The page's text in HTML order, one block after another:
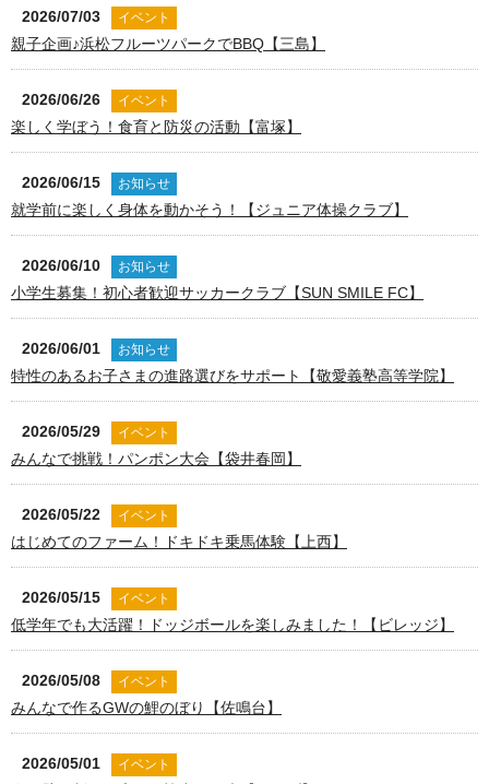
2026/07/03 イベント
親子企画♪浜松フルーツパークでBBQ【三島】
2026/06/26 イベント
楽しく学ぼう！食育と防災の活動【富塚】
2026/06/15 お知らせ
就学前に楽しく身体を動かそう！【ジュニア体操クラブ】
2026/06/10 お知らせ
小学生募集！初心者歓迎サッカークラブ【SUN SMILE FC】
2026/06/01 お知らせ
特性のあるお子さまの進路選びをサポート【敬愛義塾高等学院】
2026/05/29 イベント
みんなで挑戦！パンポン大会【袋井春岡】
2026/05/22 イベント
はじめてのファーム！ドキドキ乗馬体験【上西】
2026/05/15 イベント
低学年でも大活躍！ドッジボールを楽しみました！【ビレッジ】
2026/05/08 イベント
みんなで作るGWの鯉のぼり【佐鳴台】
2026/05/01 イベント